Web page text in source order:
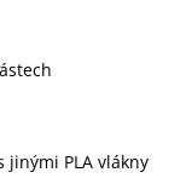
jinými PLA vlákny